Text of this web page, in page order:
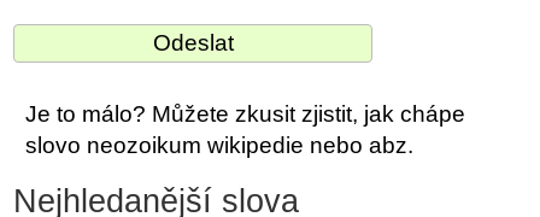
Je to málo? Můžete zkusit zjistit, jak chápe
slovo neozoikum wikipedie nebo abz.
Nejhledanější slova